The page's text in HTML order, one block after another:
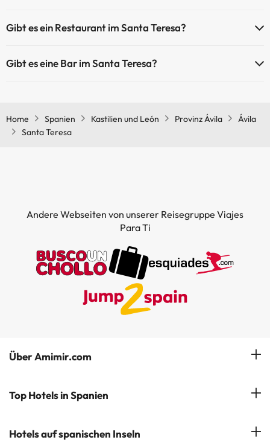
Gemeinschaftsräumen.
Gibt es ein Restaurant im Santa Teresa?
Gibt es eine Bar im Santa Teresa?
Home Spanien Kastilien und León Provinz Ávila
Ávila
Santa Teresa
Andere Webseiten von unserer Reisegruppe Viajes
Para Ti
Über Amimir.com
Unser Team
Top Hotels in Spanien
Hotels in Salou
Hotels auf spanischen Inseln